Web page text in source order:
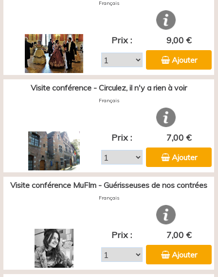
Français
Prix : 9,00 €
Ajouter
Visite conférence - Circulez, il n'y a rien à voir
Français
Prix : 7,00 €
Ajouter
Visite conférence MuFIm - Guérisseuses de nos contrées
Français
Prix : 7,00 €
Ajouter